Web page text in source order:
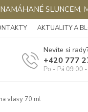
SLUNCEM,
AKTUALITY A
Nevíte si
+420 777
Po - Pá 09:00
vlasy 70 ml